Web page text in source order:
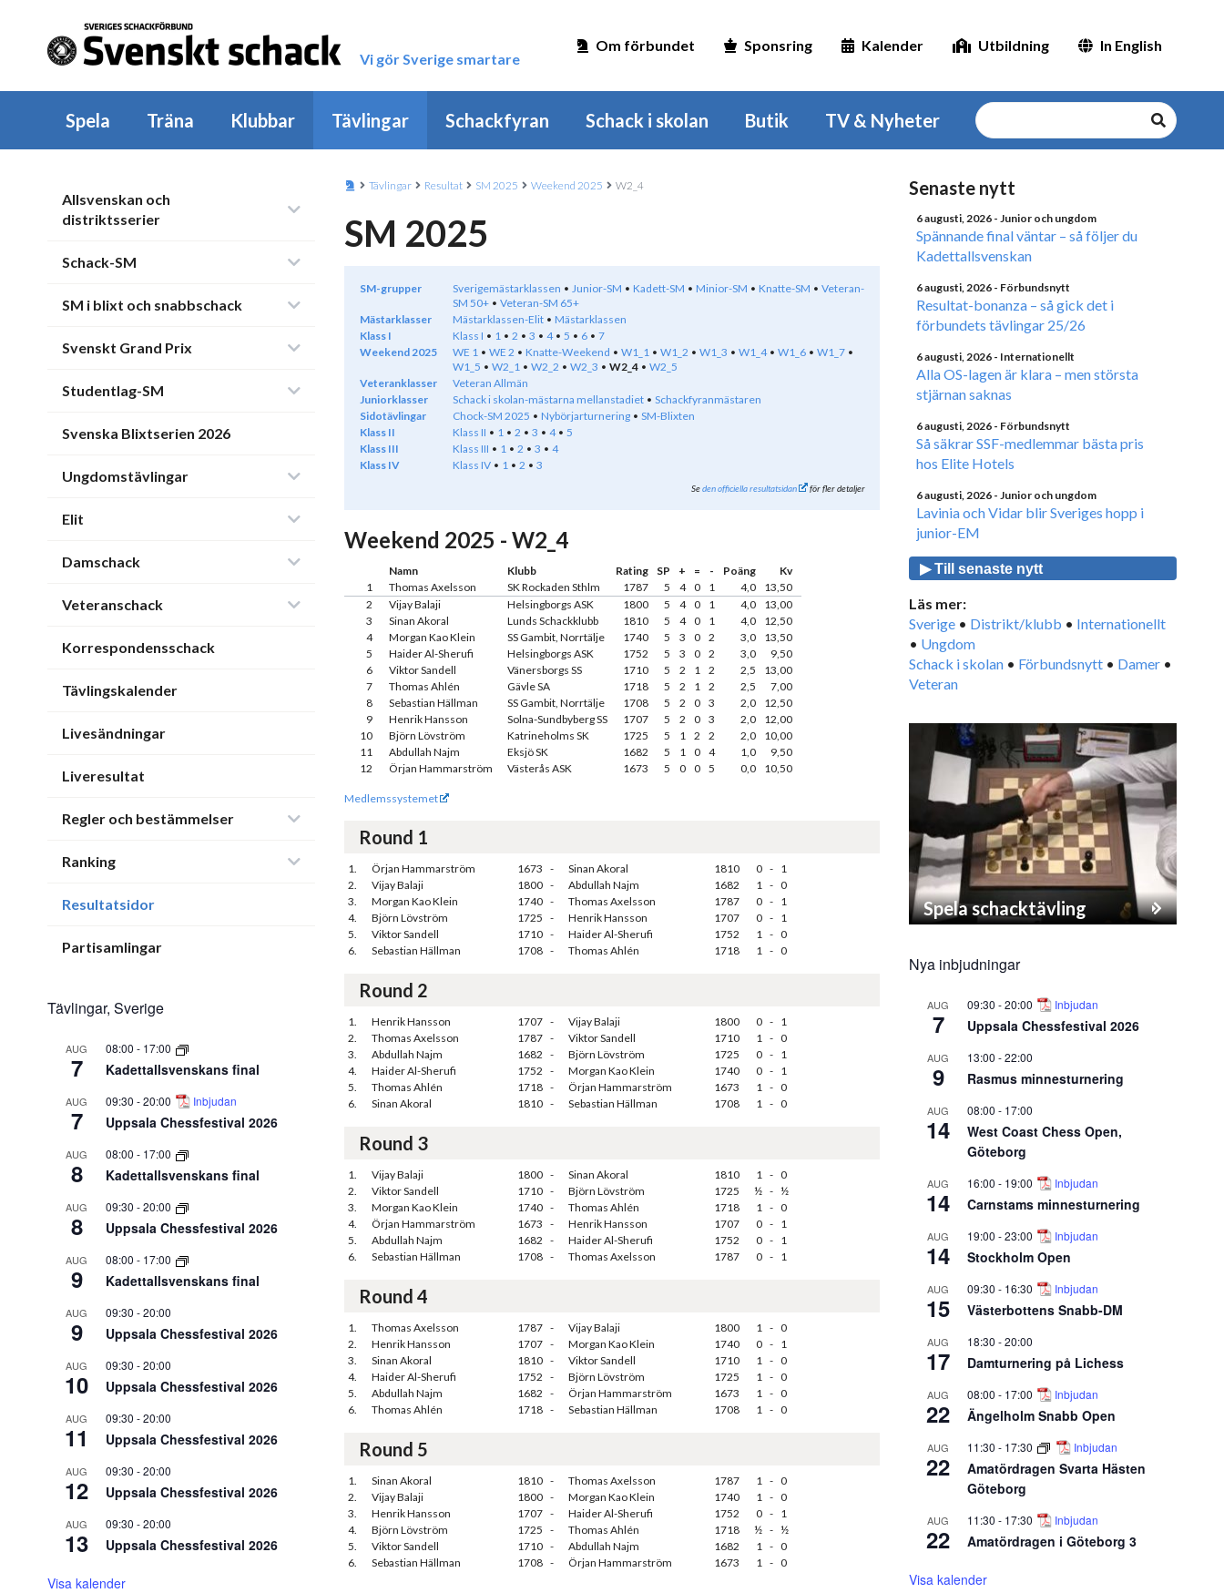
Vi gör Sverige smartare
Om förbundet Sponsring Kalender Utbildning In English
Spela Träna Klubbar Tävlingar Schackfyran Schack i skolan Butik TV & Nyheter
Allsvenskan och
distriktsserier
Schack-SM
SM i blixt och snabbschack
Svenskt Grand Prix
Studentlag-SM
Svenska Blixtserien 2026
Ungdomstävlingar
Elit
Damschack
Veteranschack
Korrespondensschack
Tävlingskalender
Livesändningar
Liveresultat
Regler och bestämmelser
Ranking
Resultatsidor
Partisamlingar
Tävlingar, Sverige
AUG
7
08:00 - 17:00
Kadettallsvenskans final
AUG
7
09:30 -20:00 Inbjudan
Uppsala Chessfestival 2026
AUG
8
08:00 - 17:00
Kadettallsvenskans final
AUG
8
09:30 -20:00
Uppsala Chessfestival 2026
AUG
9
08:00 - 17:00
Kadettallsvenskans final
AUG
9
09:30 -20:00
Uppsala Chessfestival 2026
AUG
10
09:30 -20:00
Uppsala Chessfestival 2026
AUG
11
09:30 -20:00
Uppsala Chessfestival 2026
AUG
12
09:30 -20:00
Uppsala Chessfestival 2026
AUG
13
09:30 -20:00
Uppsala Chessfestival 2026
Visa kalender
Tävlingar Resultat SM 2025 Weekend 2025 W2_4
SM 2025
SM-grupper Sverigemästarklassen Junior-SM Kadett-SM Minior-SM Knatte-SM
Veteran-
SM 50+
Veteran-SM 65+
Mästarklasser
Mästarklassen-Elit
Mästarklassen
Klass I
Klass I 1 2 3 4 5 6
7
Weekend 2025
WE 1 WE 2 Knatte-Weekend W1_1 W1_2 W1_3 W1_4 W1_6
W1_7
W1_5
W2_1 W2_2 W2_3 W2_4
W2_5
Veteranklasser
Veteran Allmän
Juniorklasser
Schack i skolan-mästarna mellanstadiet
Schackfyranmästaren
Sidotävlingar
Chock-SM 2025 Nybörjarturnering
SM-Blixten
Klass II
Klass II 1 2 3 4
5
Klass III
Klass III 1 2 3
4
Klass IV
Klass IV 1 2 3
Seden officiella resultatsidan för fler detaljer
Weekend 2025 - W2_4
Namn Klubb Rating SP + = - Poäng
Kv
1
Thomas Axelsson SK Rockaden Sthlm 1787 5 4 0 1 4,0
13,50
2
Vijay Balaji Helsingborgs ASK 1800 5 4 0 1 4,0
13,00
3
Sinan Akoral Lunds Schackklubb 1810 5 4 0 1 4,0
12,50
4
Morgan Kao Klein SS Gambit, Norrtälje 1740 5 3 0 2 3,0
13,50
5
Haider Al-Sherufi Helsingborgs ASK 1752 5 3 0 2 3,0
9,50
6
Viktor Sandell Vänersborgs SS 1710 5 2 1 2 2,5
13,00
7
Thomas Ahlén Gävle SA 1718 5 2 1 2 2,5
7,00
8
Sebastian Hällman SS Gambit, Norrtälje 1708 5 2 0 3 2,0
12,50
9
Henrik Hansson Solna-Sundbyberg SS 1707 5 2 0 3 2,0
12,00
10
Björn Lövström Katrineholms SK 1725 5 1 2 2 2,0
10,00
11
Abdullah Najm Eksjö SK 1682 5 1 0 4 1,0
9,50
12
Örjan Hammarström Västerås ASK 1673 5 0 0 5 0,0 10,50
Medlemssystemet
Round 1
1. Örjan Hammarström 1673 - Sinan Akoral 1810 0 - 1
2.
Vijay Balaji 1800 - Abdullah Najm 1682 1 - 0
3.
Morgan Kao Klein 1740 - Thomas Axelsson 1787 0 - 1
4.
Björn Lövström 1725 - Henrik Hansson 1707 0 - 1
5.
Viktor Sandell 1710 - Haider Al-Sherufi 1752 1 - 0
6.
Sebastian Hällman 1708 - Thomas Ahlén 1718 1 - 0
Round 2
1. Henrik Hansson 1707 - Vijay Balaji 1800 0 - 1
2.
Thomas Axelsson 1787 - Viktor Sandell 1710 1 - 0
3.
Abdullah Najm 1682 - Björn Lövström 1725 0 - 1
4.
Haider Al-Sherufi 1752 - Morgan Kao Klein 1740 0 - 1
5.
Thomas Ahlén 1718 - Örjan Hammarström 1673 1 - 0
6.
Sinan Akoral 1810 - Sebastian Hällman 1708 1 - 0
Round 3
1. Vijay Balaji 1800 - Sinan Akoral 1810 1 - 0
2.
Viktor Sandell 1710 - Björn Lövström 1725 ½ - ½
3.
Morgan Kao Klein 1740 - Thomas Ahlén 1718 1 - 0
4.
Örjan Hammarström 1673 - Henrik Hansson 1707 0 - 1
5.
Abdullah Najm 1682 - Haider Al-Sherufi 1752 0 - 1
6.
Sebastian Hällman 1708 - Thomas Axelsson 1787 0 - 1
Round 4
1. Thomas Axelsson 1787 - Vijay Balaji 1800 1 - 0
2.
Henrik Hansson 1707 - Morgan Kao Klein 1740 0 - 1
3.
Sinan Akoral 1810 - Viktor Sandell 1710 1 - 0
4.
Haider Al-Sherufi 1752 - Björn Lövström 1725 1 - 0
5.
Abdullah Najm 1682 - Örjan Hammarström 1673 1 - 0
6.
Thomas Ahlén 1718 - Sebastian Hällman 1708 1 - 0
Round 5
1. Sinan Akoral 1810 - Thomas Axelsson 1787 1 - 0
2.
Vijay Balaji 1800 - Morgan Kao Klein 1740 1 - 0
3.
Henrik Hansson 1707 - Haider Al-Sherufi 1752 0 - 1
4.
Björn Lövström 1725 - Thomas Ahlén 1718 ½ - ½
5.
Viktor Sandell 1710 - Abdullah Najm 1682 1 - 0
6.
Sebastian Hällman 1708 - Örjan Hammarström 1673 1 - 0
Senaste nytt
6 augusti, 2026 - Junior och ungdom
Spännande final väntar – så följer du
Kadettallsvenskan
6 augusti, 2026 - Förbundsnytt
Resultat-bonanza – så gick det i
förbundets tävlingar 25/26
6 augusti, 2026 - Internationellt
Alla OS-lagen är klara – men största
stjärnan saknas
6 augusti, 2026 - Förbundsnytt
Så säkrar SSF-medlemmar bästa pris
hos Elite Hotels
6 augusti, 2026 - Junior och ungdom
Lavinia och Vidar blir Sveriges hopp i
junior-EM
▶ Till senaste nytt
Läs mer:
Sverige • Distrikt/klubb • Internationellt
• Ungdom
Schack i skolan • Förbundsnytt • Damer •
Veteran
Spela schacktävling
Nya inbjudningar
AUG
7
09:30 -20:00 Inbjudan
Uppsala Chessfestival 2026
AUG
9
13:00 -22:00
Rasmus minnesturnering
AUG
14
08:00 - 17:00
West Coast Chess Open,
Göteborg
AUG
14
16:00 - 19:00 Inbjudan
Carnstams minnesturnering
AUG
14
19:00 -23:00 Inbjudan
Stockholm Open
AUG
15
09:30 - 16:30 Inbjudan
Västerbottens Snabb-DM
AUG
17
18:30 -20:00
Damturnering på Lichess
AUG
22
08:00 - 17:00 Inbjudan
Ängelholm Snabb Open
AUG
22
11:30 - 17:30 Inbjudan
Amatördragen Svarta Hästen
Göteborg
AUG
22
11:30 - 17:30 Inbjudan
Amatördragen i Göteborg 3
Visa kalender